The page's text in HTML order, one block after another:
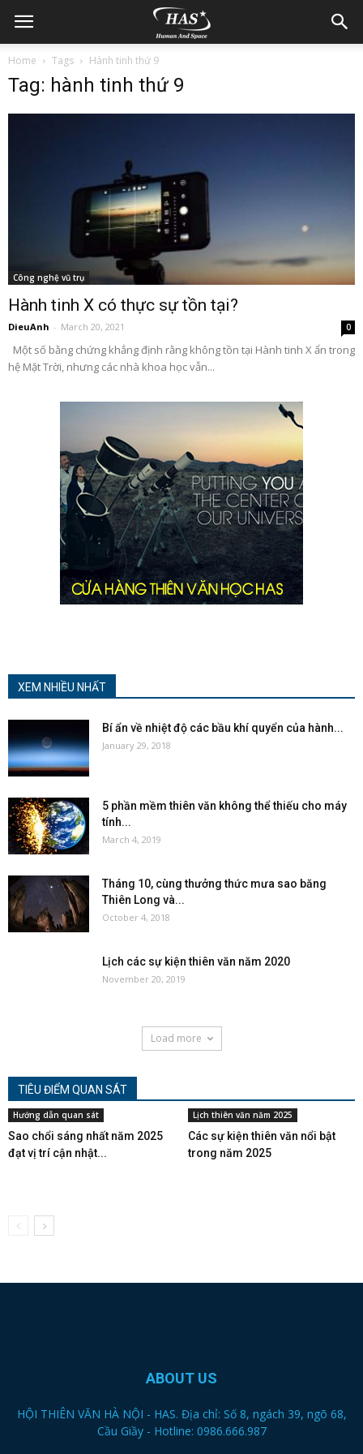
Home Tags Hành tinh thứ 9
Tag: hành tinh thứ 9
Công nghệ vũ trụ
Hành tinh X có thực sự tồn tại?
DieuAnh - March 20, 2021 0
Một số bằng chứng khẳng định rằng không tồn tại Hành tinh X ẩn trong
hệ Mặt Trời, nhưng các nhà khoa học vẫn...
XEM NHIỀU NHẤT
Bí ẩn về nhiệt độ các bầu khí quyển của hành...
January 29, 2018
5 phần mềm thiên văn không thể thiếu cho máy
tính...
March 4, 2019
Tháng 10, cùng thưởng thức mưa sao băng
Thiên Long và...
October 4, 2018
Lịch các sự kiện thiên văn năm 2020
November 20, 2019
Load more
TIÊU ĐIỂM QUAN SÁT
Hướng dẫn quan sát
Sao chổi sáng nhất năm 2025
đạt vị trí cận nhật...
Lịch thiên văn năm 2025
Các sự kiện thiên văn nổi bật
trong năm 2025
ABOUT US
HỘI THIÊN VĂN HÀ NỘI - HAS. Địa chỉ: Số 8, ngách 39, ngõ 68,
Cầu Giầy - Hotline: 0986.666.987